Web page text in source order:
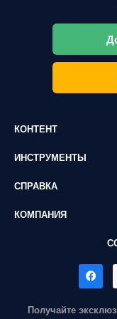
КОНТЕНТ
ИНСТРУМЕНТЫ
СПРАВКА
КОМПАНИЯ
Получайте